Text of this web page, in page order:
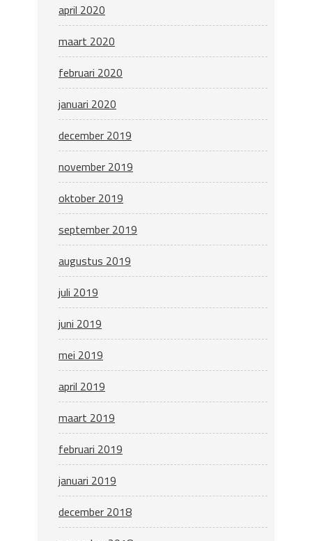
april 2020
maart 2020
februari 2020
januari 2020
december 2019
november 2019
oktober 2019
september 2019
augustus 2019
juli 2019
juni 2019
mei 2019
april 2019
maart 2019
februari 2019
januari 2019
december 2018